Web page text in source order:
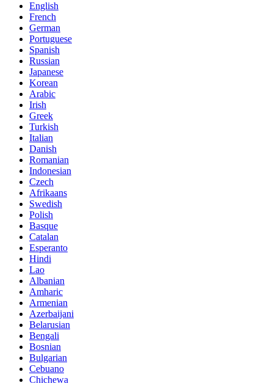
English
French
German
Portuguese
Spanish
Russian
Japanese
Korean
Arabic
Irish
Greek
Turkish
Italian
Danish
Romanian
Indonesian
Czech
Afrikaans
Swedish
Polish
Basque
Catalan
Esperanto
Hindi
Lao
Albanian
Amharic
Armenian
Azerbaijani
Belarusian
Bengali
Bosnian
Bulgarian
Cebuano
Chichewa